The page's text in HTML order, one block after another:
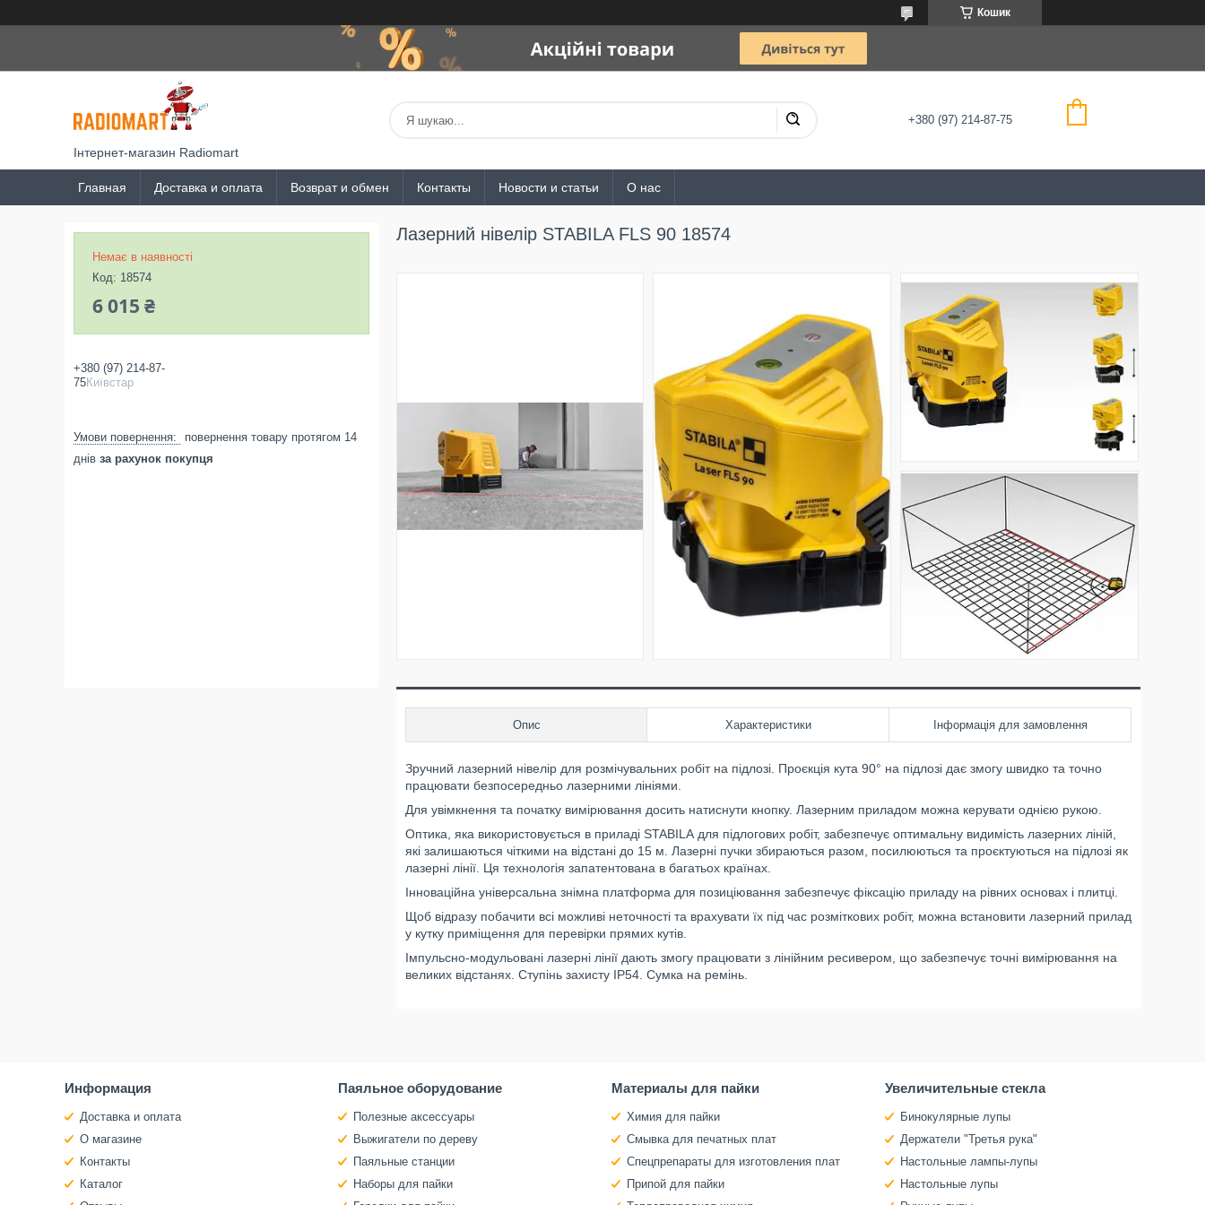
Кошик
Інтернет-магазин Radiomart
+380 (97) 214-87-75
Главная Доставка и оплата Возврат и обмен Контакты Новости и статьи О нас
Лазерний нівелір STABILA FLS 90 18574
Опис Характеристики Інформація для замовлення
Зручний лазерний нівелір для розмічувальних робіт на підлозі. Проєкція кута 90° на підлозі дає змогу швидко та точно
працювати безпосередньо лазерними лініями.
Для увімкнення та початку вимірювання досить натиснути кнопку. Лазерним приладом можна керувати однією рукою.
Оптика, яка використовується в приладі STABILA для підлогових робіт, забезпечує оптимальну видимість лазерних ліній,
які залишаються чіткими на відстані до 15 м. Лазерні пучки збираються разом, посилюються та проєктуються на підлозі як
лазерні лінії. Ця технологія запатентована в багатьох країнах.
Інноваційна універсальна знімна платформа для позиціювання забезпечує фіксацію приладу на рівних основах і плитці.
Щоб відразу побачити всі можливі неточності та врахувати їх під час розміткових робіт, можна встановити лазерний прилад
у кутку приміщення для перевірки прямих кутів.
Імпульсно-модульовані лазерні лінії дають змогу працювати з лінійним ресивером, що забезпечує точні вимірювання на
великих відстанях. Ступінь захисту IP54. Сумка на ремінь.
Немає в наявності
Код: 18574
6 015 ₴
+380 (97) 214-87-
75Київстар
повернення товару протягом 14
днів за рахунок покупця
Информация
Доставка и оплата
О магазине
Контакты
Каталог
Паяльное оборудование
Полезные аксессуары
Выжигатели по дереву
Паяльные станции
Наборы для пайки
Материалы для пайки
Химия для пайки
Смывка для печатных плат
Спецпрепараты для изготовления плат
Припой для пайки
Увеличительные стекла
Бинокулярные лупы
Держатели "Третья рука"
Настольные лампы-лупы
Настольные лупы